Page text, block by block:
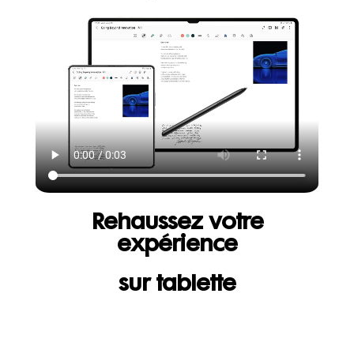
Rehaussez votre
expérience
sur tablette